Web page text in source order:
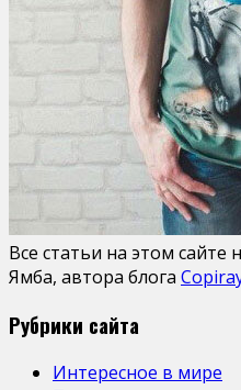
Все статьи на этом
Ямба, автора блога
Рубрики сайта
Интересное в мире